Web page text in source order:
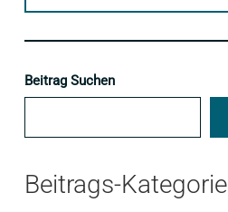
Beitrag Suchen
Beitrags-Kategorie